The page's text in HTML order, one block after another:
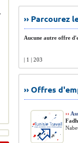
››
Aucune autre offre
| 1 | 203
›› Offres
››